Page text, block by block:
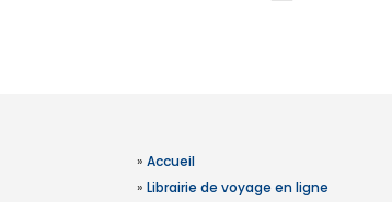
» Accueil
» Librairie de voyage en ligne